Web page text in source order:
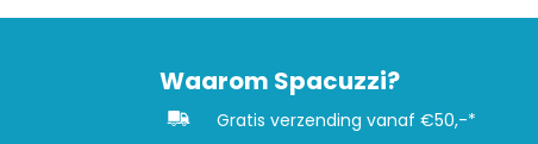
Waarom Spacuzzi?
Gratis verzending vanaf €50,-*